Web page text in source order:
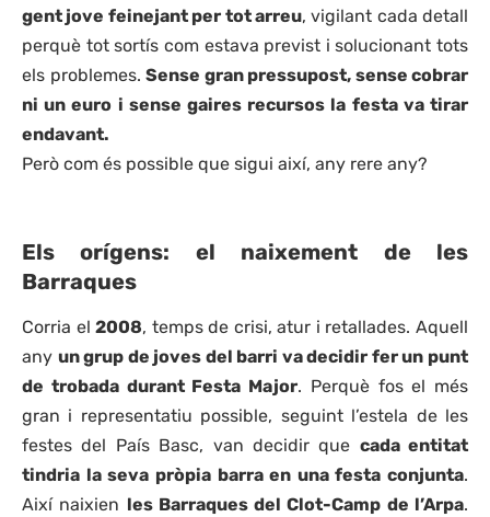
gent jove feinejant per tot arreu, vigilant cada detall
perquè tot sortís com estava previst i solucionant tots
els problemes. Sense gran pressupost, sense cobrar
ni un euro i sense gaires recursos la festa va tirar
endavant.
Però com és possible que sigui així, any rere any?
Els orígens: el naixement de les
Barraques
Corria el2008, temps de crisi, atur i retallades. Aquell
any un grup de joves del barri va decidir fer un punt
de trobada durant Festa Major. Perquè fos el més
gran i representatiu possible, seguint l’estela de les
festes del País Basc, van decidir que cada entitat
tindria la seva pròpia barra en una festa conjunta.
Així naixien les Barraques del Clot-Camp de l’Arpa.